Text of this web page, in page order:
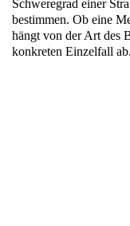
Schweregrad einer
bestimmen. Ob eine
hängt von der Art des
konkreten Einzelfall